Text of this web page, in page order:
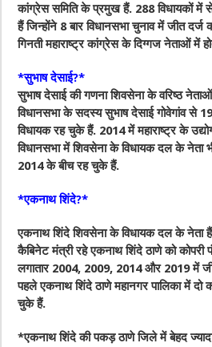
कांग्रेस समिति के प्रमुख हैं. 288 विधायकों में
हैं जिन्होंने 8 बार विधानसभा चुनाव में जीत दर्ज
गिनती महाराष्ट्र कांग्रेस के दिग्गज नेताओं में
*सुभाष देसाई?*
सुभाष देसाई की गणना शिवसेना के वरिष्ठ नेताओं
विधानसभा के सदस्य सुभाष देसाई गोवेगांव से
विधायक रह चुके हैं. 2014 में महाराष्ट्र के
विधानसभा में शिवसेना के विधायक दल के नेता
2014 के बीच रह चुके हैं.
*एकनाथ शिंदे?*
एकनाथ शिंदे शिवसेना के विधायक दल के नेता
कैबिनेट मंत्री रहे एकनाथ शिंदे ठाणे को कोपरी
लगातार 2004, 2009, 2014 और 2019 में
पहले एकनाथ शिंदे ठाणे महानगर पालिका में
चुके हैं.
*एकनाथ शिंदे की पकड़ ठाणे जिले में बेहद